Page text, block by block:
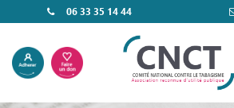
06 33 35 14 44